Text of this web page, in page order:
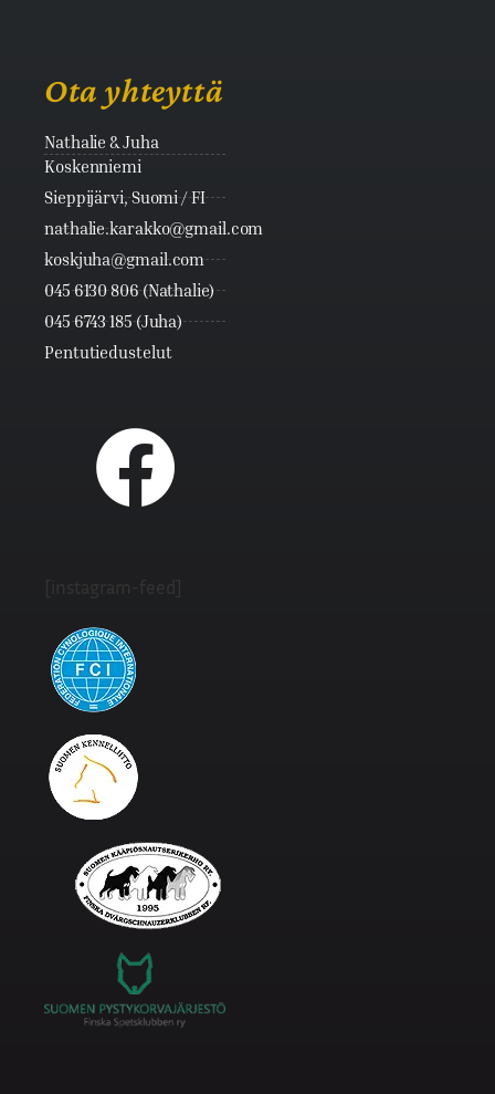
Ota yhteyttä
Nathalie & Juha
Koskenniemi
Sieppijärvi, Suomi / FI
nathalie.karakko@gmail.com
koskjuha@gmail.com
045 6130 806 (Nathalie)
045 6743 185 (Juha)
Pentutiedustelut